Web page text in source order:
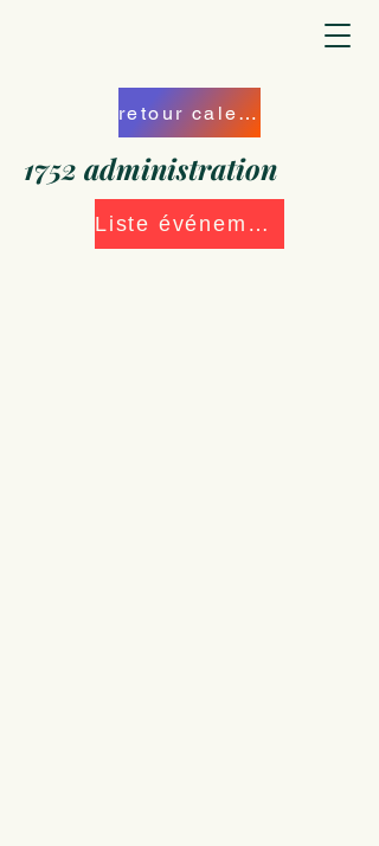
retour calendrier
1752 administration
Liste événements